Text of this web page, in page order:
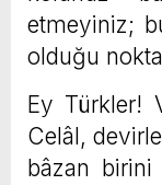
etmeyiniz;
olduğu
Ey Türkler!
Celâl,
bâzan